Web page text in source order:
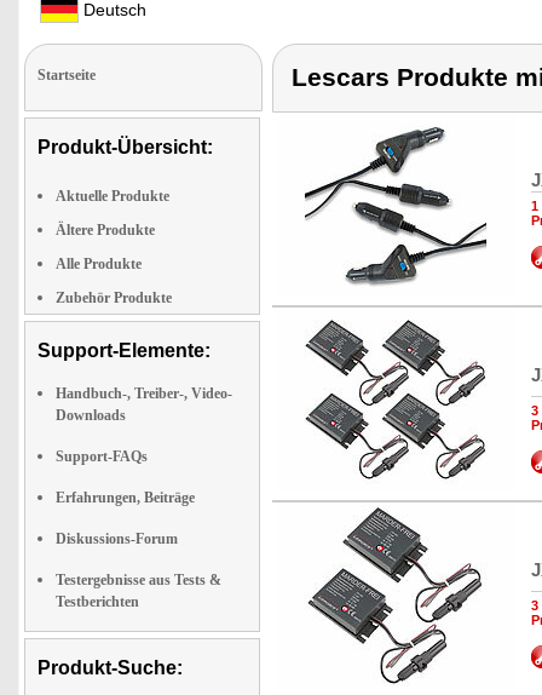
Deutsch
Startseite
Produkt-Übersicht:
Aktuelle Produkte
Ältere Produkte
Alle Produkte
Zubehör Produkte
Support-Elemente:
Handbuch-, Treiber-, Video-
Downloads
Support-FAQs
Erfahrungen, Beiträge
Diskussions-Forum
Testergebnisse aus Tests &
Testberichten
Produkt-Suche:
Lescars Produkte
1
3
3